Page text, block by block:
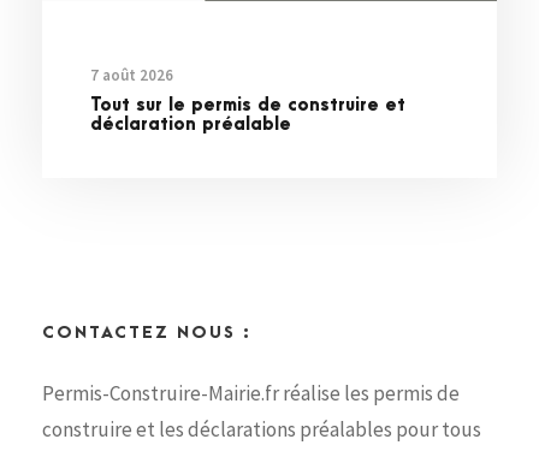
7 août 2026
Tout sur le permis de construire et
déclaration préalable
CONTACTEZ NOUS :
Permis-Construire-Mairie.fr réalise les permis de
construire et les déclarations préalables pour tous